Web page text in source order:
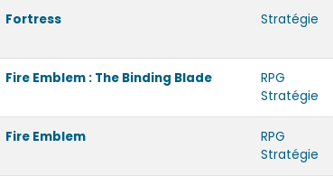
Fortress Stratégie
Fire Emblem : The Binding Blade
RPG
Stratégie
Fire Emblem
RPG
Stratégie